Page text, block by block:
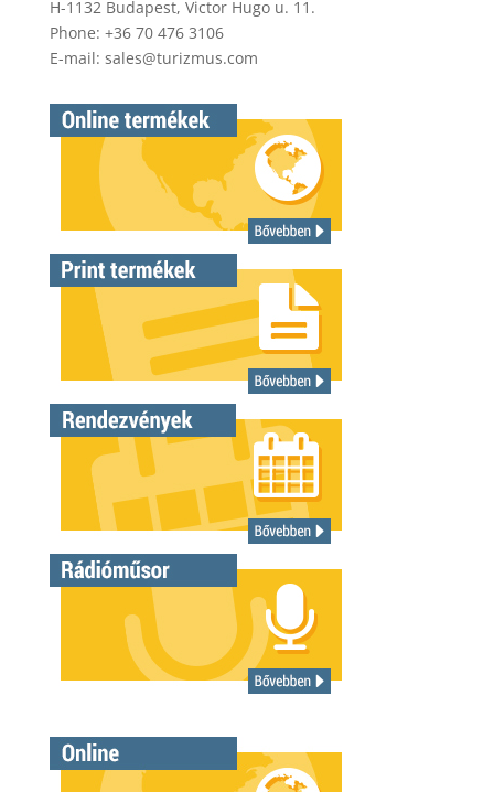
H-1132 Budapest, Victor Hugo u. 11.
Phone: +36 70 476 3106
E-mail: sales@turizmus.com